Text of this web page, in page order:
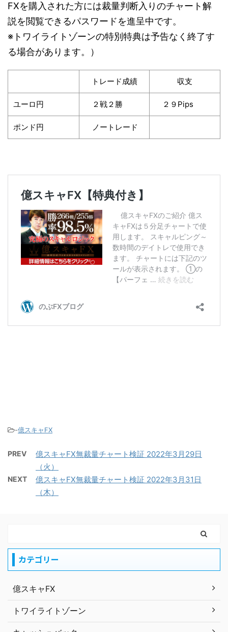
FXを購入された方には裁量判断入りのチャート解
説を閲覧できるパスワードを進呈中です。
※トワイライトゾーンの特別特典は予告なく終了す
る場合があります。）
トレード成績 収支
ユーロ円 ２戦２勝 ２９Pips
ポンド円 ノートレード
-億スキャFX
PREV
億スキャFX無裁量チャート検証 2022年3月29日
（火）
NEXT
億スキャFX無裁量チャート検証 2022年3月31日
（木）
カテゴリー
億スキャFX
トワイライトゾーン